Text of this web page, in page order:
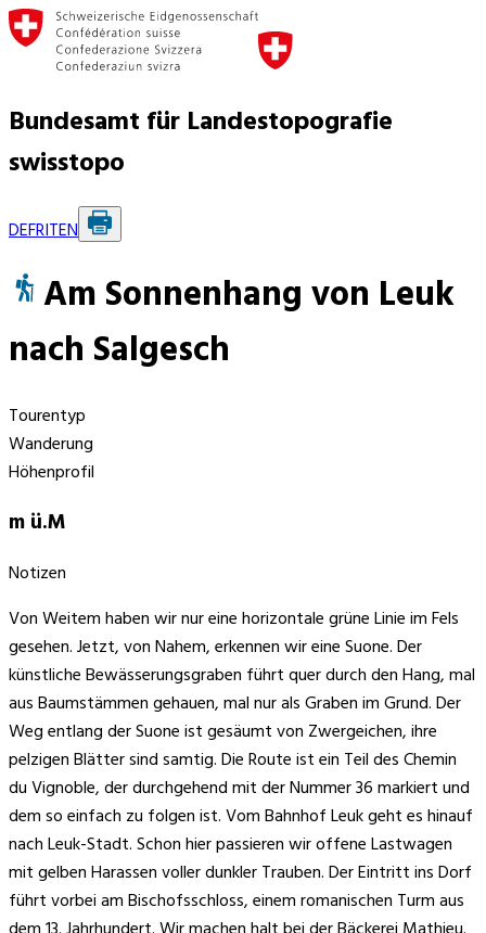
Bundesamt für Landestopografie
swisstopo
DEFRITEN
Am Sonnenhang von Leuk
nach Salgesch
Tourentyp
Wanderung
Höhenprofil
m ü.M
Notizen
Von Weitem haben wir nur eine horizontale grüne Linie im Fels
gesehen. Jetzt, von Nahem, erkennen wir eine Suone. Der
künstliche Bewässerungsgraben führt quer durch den Hang, mal
aus Baumstämmen gehauen, mal nur als Graben im Grund. Der
Weg entlang der Suone ist gesäumt von Zwergeichen, ihre
pelzigen Blätter sind samtig. Die Route ist ein Teil des Chemin
du Vignoble, der durchgehend mit der Nummer 36 markiert und
dem so einfach zu folgen ist. Vom Bahnhof Leuk geht es hinauf
nach Leuk-Stadt. Schon hier passieren wir offene Lastwagen
mit gelben Harassen voller dunkler Trauben. Der Eintritt ins Dorf
führt vorbei am Bischofsschloss, einem romanischen Turm aus